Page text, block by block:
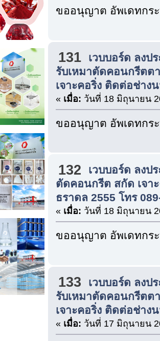
ขออนุญาต อัพเดทกร
131
เวบบอร์ด ลงป
รับเหมาตัดคอนกรีตต
เจาะคอริ่ง ติดต่อช่าง
« เมื่อ: วันที่ 18 มิถุนายน
ขออนุญาต อัพเดทกร
132
เวบบอร์ด ลงป
ตัดคอนกรีต สกัด เจา
ธราดล 2555 โทร
« เมื่อ: วันที่ 18 มิถุนายน
ขออนุญาต อัพเดทกร
133
เวบบอร์ด ลงป
รับเหมาตัดคอนกรีตต
เจาะคอริ่ง ติดต่อช่าง
« เมื่อ: วันที่ 17 มิถุนายน